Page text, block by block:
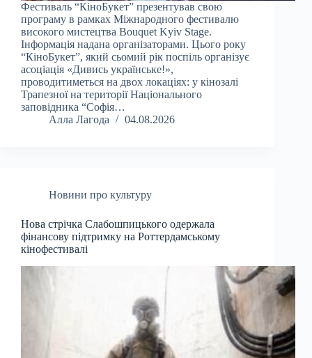
Фестиваль “КіноБукет” презентував свою
програму в рамках Міжнародного фестивалю
високого мистецтва Bouquet Kyiv Stage.
Інформація надана організаторами. Цього року
“КіноБукет”, який сьомий рік поспіль організує
асоціація «Дивись українське!»,
проводитиметься на двох локаціях: у кінозалі
Трапезної на території Національного
заповідника “Софія…
Алла Лагода
04.08.2026
Новини про культуру
Нова стрічка Слабошпицького одержала
фінансову підтримку на Роттердамському
кінофестивалі